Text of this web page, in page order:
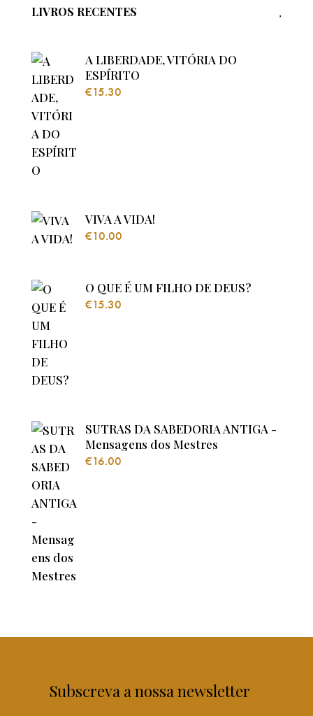
LIVROS RECENTES
A LIBERDADE, VITÓRIA DO
ESPÍRITO
€15.30
VIVA A VIDA!
€10.00
O QUE É UM FILHO DE DEUS?
€15.30
SUTRAS DA SABEDORIA ANTIGA -
Mensagens dos Mestres
€16.00
Subscreva a nossa newsletter